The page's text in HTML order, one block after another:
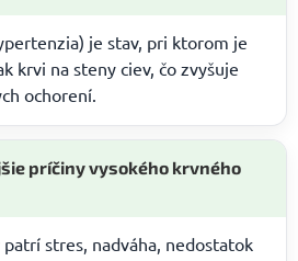
je stav, pri ktorom je
krvi na steny ciev, čo zvyšuje
ochorení.
príčiny vysokého krvného
stres, nadváha, nedostatok